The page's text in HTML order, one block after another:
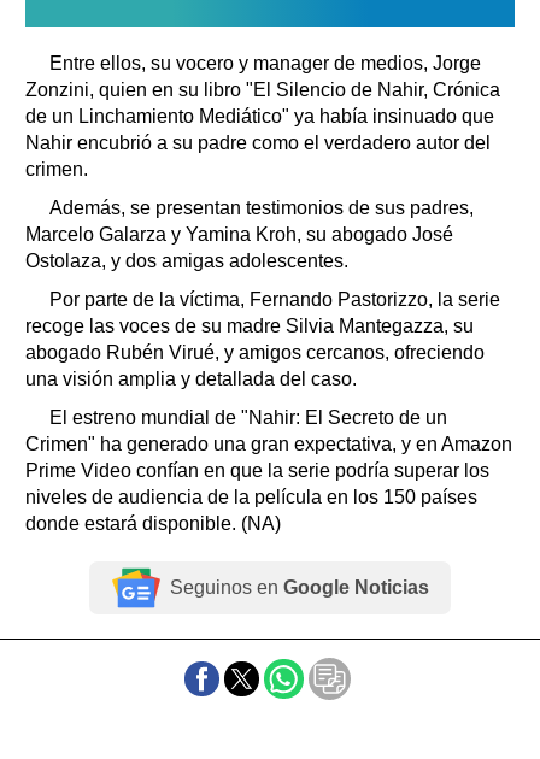
Entre ellos, su vocero y manager de medios, Jorge
Zonzini, quien en su libro "El Silencio de Nahir, Crónica
de un Linchamiento Mediático" ya había insinuado que
Nahir encubrió a su padre como el verdadero autor del
crimen.
Además, se presentan testimonios de sus padres,
Marcelo Galarza y Yamina Kroh, su abogado José
Ostolaza, y dos amigas adolescentes.
Por parte de la víctima, Fernando Pastorizzo, la serie
recoge las voces de su madre Silvia Mantegazza, su
abogado Rubén Virué, y amigos cercanos, ofreciendo
una visión amplia y detallada del caso.
El estreno mundial de "Nahir: El Secreto de un
Crimen" ha generado una gran expectativa, y en Amazon
Prime Video confían en que la serie podría superar los
niveles de audiencia de la película en los 150 países
donde estará disponible. (NA)
Seguinos en Google Noticias